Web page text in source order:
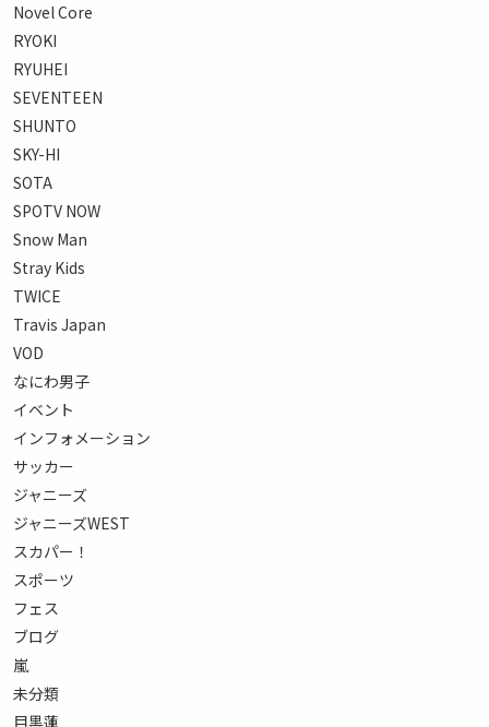
Novel Core
RYOKI
RYUHEI
SEVENTEEN
SHUNTO
SKY-HI
SOTA
SPOTV NOW
Snow Man
Stray Kids
TWICE
Travis Japan
VOD
なにわ男子
イベント
インフォメーション
サッカー
ジャニーズ
ジャニーズWEST
スカパー！
スポーツ
フェス
ブログ
嵐
未分類
目黒蓮